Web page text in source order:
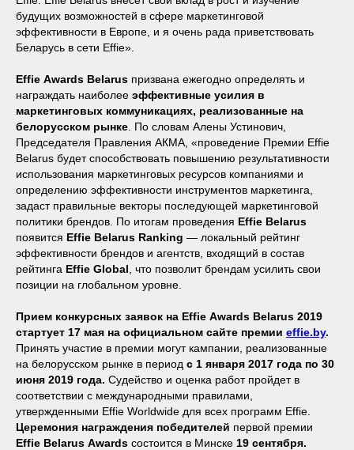
будущих возможностей в сфере маркетинговой
эффективности в Европе, и я очень рада приветствовать
Беларусь в сети Effie».
Effie Awards Belarus призвана ежегодно определять и
награждать наиболее эффективные усилия в
маркетинговых коммуникациях, реализованные на
белорусском рынке . По словам Алены Устинович,
Председателя Правления АКМА, «проведение Премии Effie
Belarus будет способствовать повышению результативности
использования маркетинговых ресурсов компаниями и
определению эффективности инструментов маркетинга,
задаст правильные векторы последующей маркетинговой
политики брендов. По итогам проведения Effie Belarus
появится Effie Belarus Ranking — локальный рейтинг
эффективности брендов и агентств, входящий в состав
рейтинга Effie Global , что позволит брендам усилить свои
позиции на глобальном уровне.
Прием конкурсных заявок на Effie Awards Belarus 2019
стартует 17 мая на официальном сайте премии effie.by.
Принять участие в премии могут кампании, реализованные
на белорусском рынке в период с 1 января 2017 года по 30
июня 2019 года. Судейство и оценка работ пройдет в
соответствии с международными правилами,
утвержденными Effie Worldwide для всех программ Effie.
Церемония награждения победителей первой премии
Effie Belarus Awards состоится в Минске 19 сентября.